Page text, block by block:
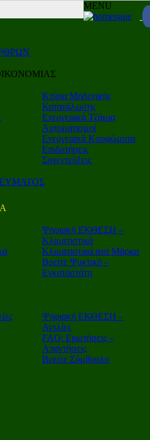
Electro.triti |Leasing.triti
MENU
Κτίρια Μηδενικής
Κατανάλωσης
Ενεργειακά Τζάμια
Αυτοματισμοί
Ενεργειακά Κουφώματα
Επιδοτήσεις
Συνεντεύξεις
Ψηφιακή ΕΚΘΕΣΗ –
Κλιματιστικά
Κλιματιστικά ανά Μάρκα
Βρείτε Ψυκτικό –
Εγκαταστάτη
Ψηφιακή ΕΚΘΕΣΗ –
Αντλίες
FAQ: Ερωτήσεις –
Απαντήσεις
Βρείτε Σύμβουλο